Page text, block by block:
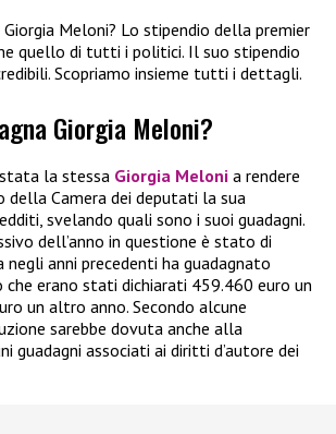
Meloni? Lo stipendio della premier
quello di tutti i politici. Il suo stipendio
Scopriamo insieme tutti i dettagli.
Giorgia Meloni?
la stessa Giorgia Meloni a rendere
della Camera dei deputati la sua
svelando quali sono i suoi guadagni.
dell’anno in questione è stato di
negli anni precedenti ha guadagnato
erano stati dichiarati 459.460 euro un
un altro anno. Secondo alcune
sarebbe dovuta anche alla
guadagni associati ai diritti d’autore dei